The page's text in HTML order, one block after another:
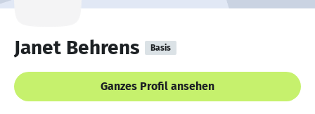
Janet Behrens Basis
Ganzes Profil ansehen